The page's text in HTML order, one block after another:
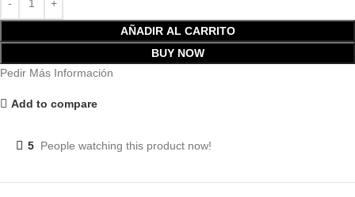
AÑADIR AL CARRITO
BUY NOW
Pedir Más Información
Add to compare
5 People watching this product now!